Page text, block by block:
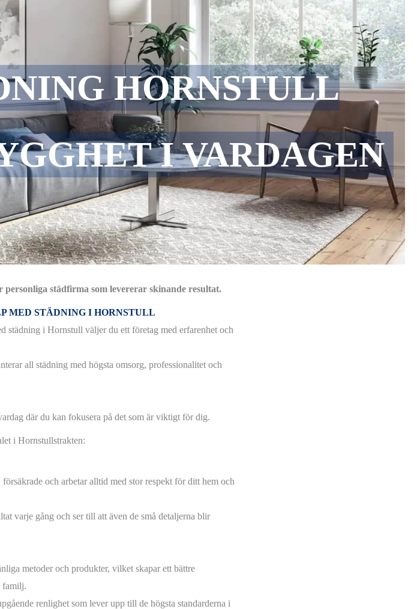
HORNSTULL
I VARDAGEN
städfirma som levererar skinande resultat.
MED STÄDNING I HORNSTULL
städning i Hornstull väljer du ett företag med erfarenhet och
all städning med högsta omsorg, professionalitet och
där du kan fokusera på det som är viktigt för dig.
i Hornstullstrakten:
och arbetar alltid med stor respekt för ditt hem och
varje gång och ser till att även de små detaljerna blir
metoder och produkter, vilket skapar ett bättre
familj.
renlighet som lever upp till de högsta standarderna i